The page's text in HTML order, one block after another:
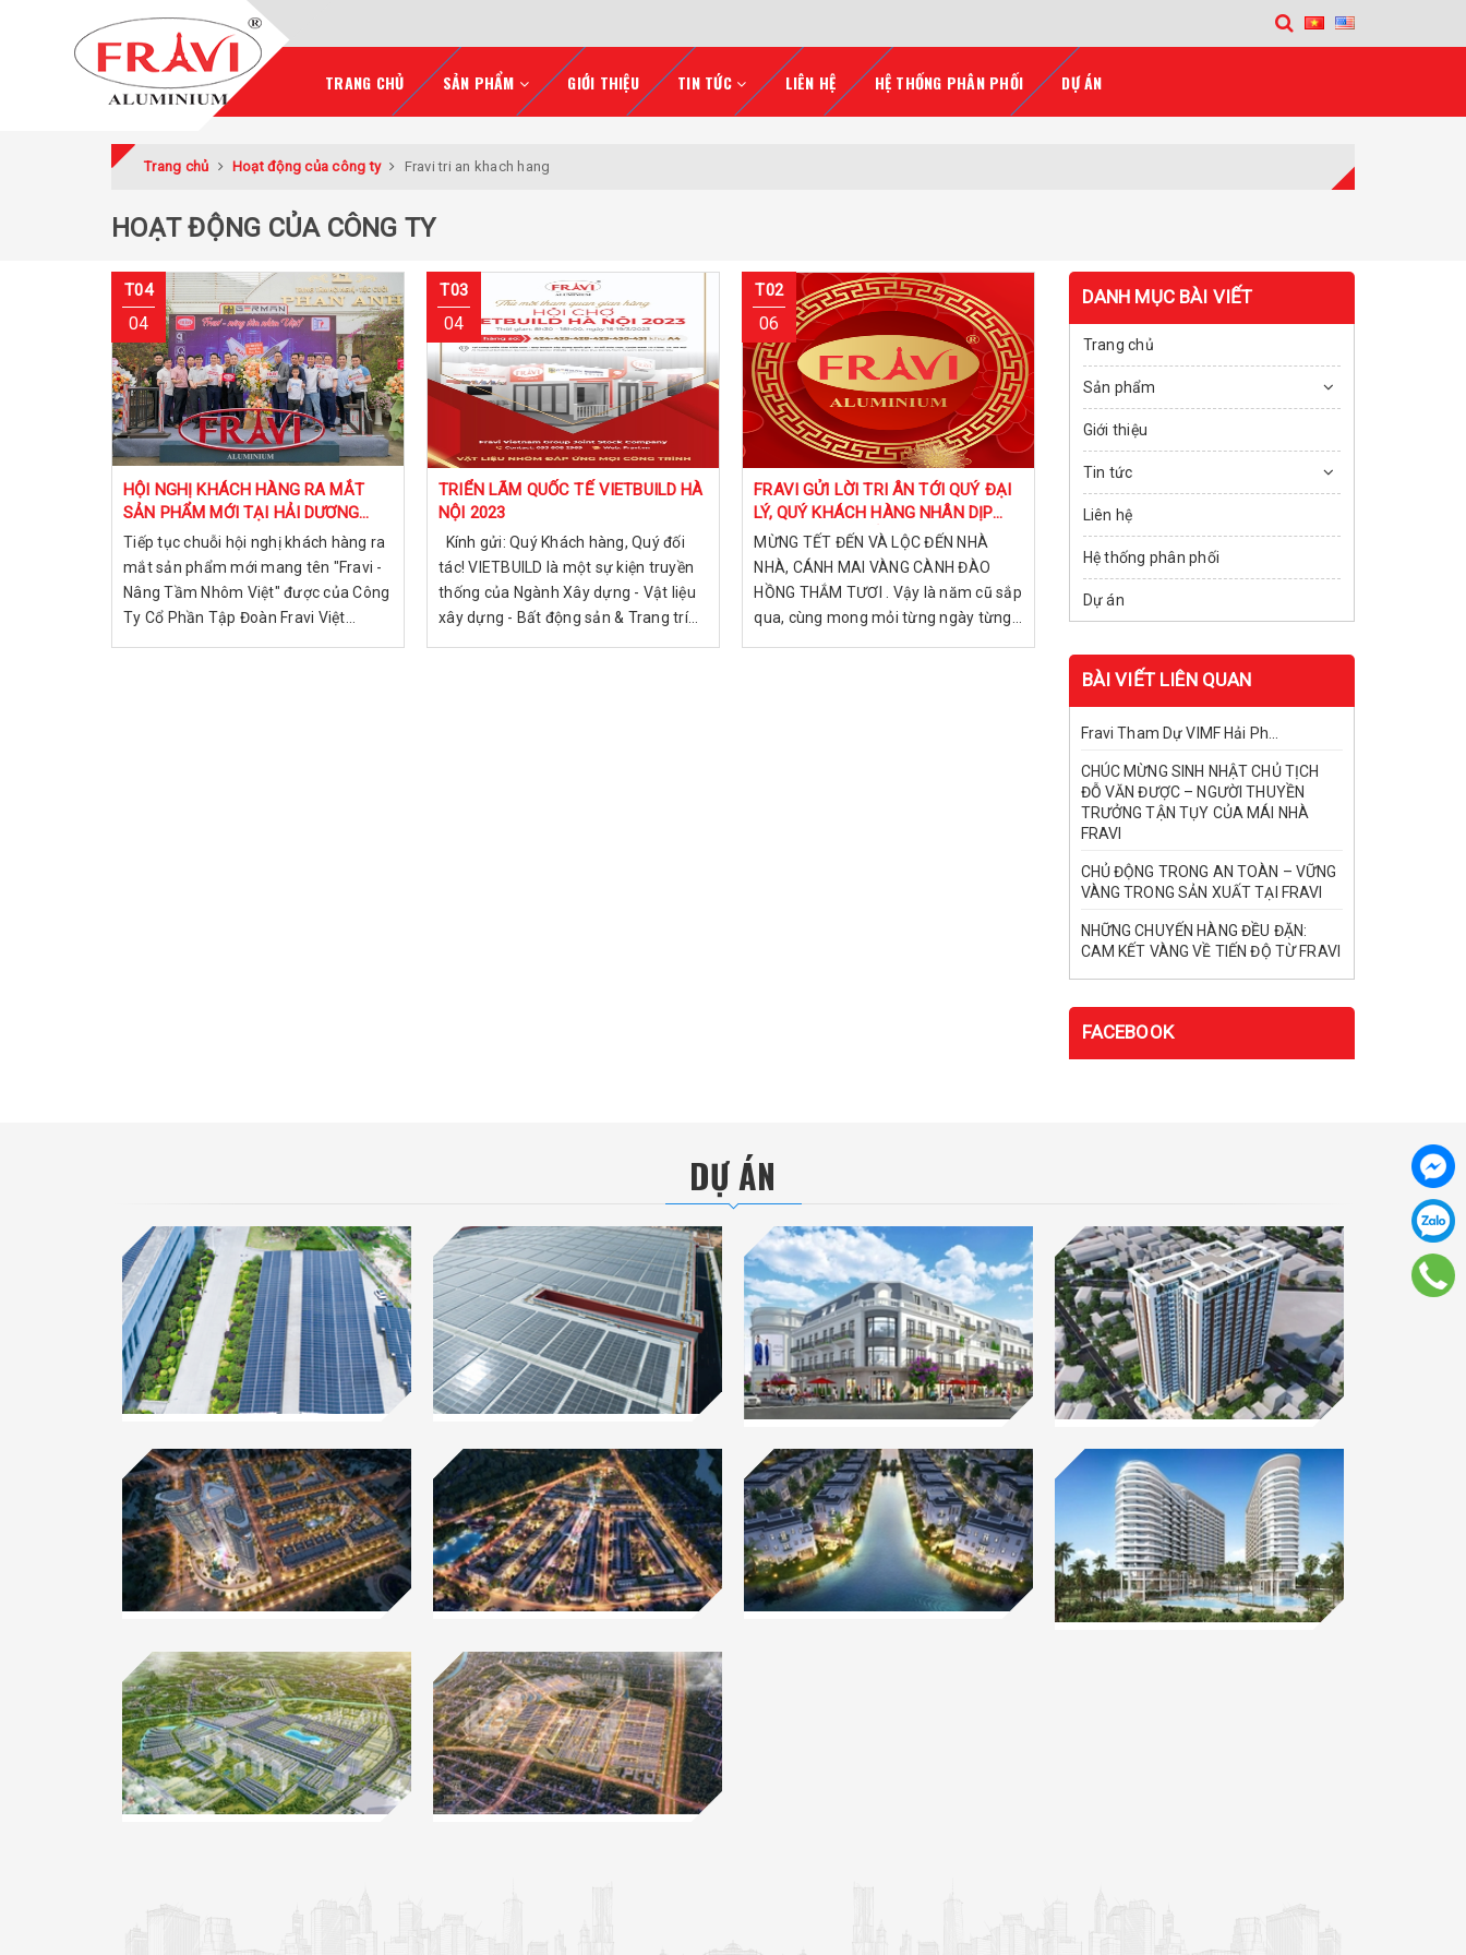
TRANG CHỦ SẢN PHẨM GIỚI THIỆU TIN TỨC LIÊN HỆ HỆ THỐNG PHÂN PHỐI DỰ ÁN
Trang chủ Hoạt động của công ty Fravi tri an khach hang
HOẠT ĐỘNG CỦA CÔNG TY
T04
04
HỘI NGHỊ KHÁCH HÀNG RA MẮT
SẢN PHẨM MỚI TẠI HẢI DƯƠNG
NĂM 2023
Tiếp tục chuỗi hội nghị khách hàng ra
mắt sản phẩm mới mang tên "Fravi -
Nâng Tầm Nhôm Việt" được của Công
Ty Cổ Phần Tập Đoàn Fravi Việt...
T03
04
TRIỂN LÃM QUỐC TẾ VIETBUILD HÀ
NỘI 2023
Kính gửi: Quý Khách hàng, Quý đối
tác! VIETBUILD là một sự kiện truyền
thống của Ngành Xây dựng - Vật liệu
xây dựng - Bất động sản & Trang trí...
T02
06
FRAVI GỬI LỜI TRI ÂN TỚI QUÝ ĐẠI
LÝ, QUÝ KHÁCH HÀNG NHÂN DỊP
NĂM MỚI TÂN SỬU - 2021
MỪNG TẾT ĐẾN VÀ LỘC ĐẾN NHÀ
NHÀ, CÁNH MAI VÀNG CÀNH ĐÀO
HỒNG THẮM TƯƠI . Vậy là năm cũ sắp
qua, cùng mong mỏi từng ngày từng
DANH MỤC BÀI VIẾT
Trang chủ
Sản phẩm
Giới thiệu
Tin tức
Liên hệ
Hệ thống phân phối
Dự án
BÀI VIẾT LIÊN QUAN
Fravi Tham Dự VIMF Hải Ph...
CHÚC MỪNG SINH NHẬT CHỦ TỊCH
ĐỖ VĂN ĐƯỢC – NGƯỜI THUYỀN
TRƯỞNG TẬN TỤY CỦA MÁI NHÀ
FRAVI
CHỦ ĐỘNG TRONG AN TOÀN – VỮNG
VÀNG TRONG SẢN XUẤT TẠI FRAVI
NHỮNG CHUYẾN HÀNG ĐỀU ĐẶN:
CAM KẾT VÀNG VỀ TIẾN ĐỘ TỪ FRAVI
FACEBOOK
DỰ ÁN